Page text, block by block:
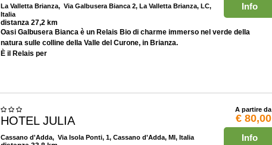
Info
La Valletta Brianza, Via Galbusera Bianca 2, La Valletta Brianza, LC,
Italia
distanza 27,2 km
Oasi Galbusera Bianca è un Relais Bio di charme immerso nel verde della
natura sulle colline della Valle del Curone, in Brianza.
È il Relais per
A partire da
€ 80,00
Info
HOTEL JULIA
Cassano d'Adda, Via Isola Ponti, 1, Cassano d'Adda, MI, Italia